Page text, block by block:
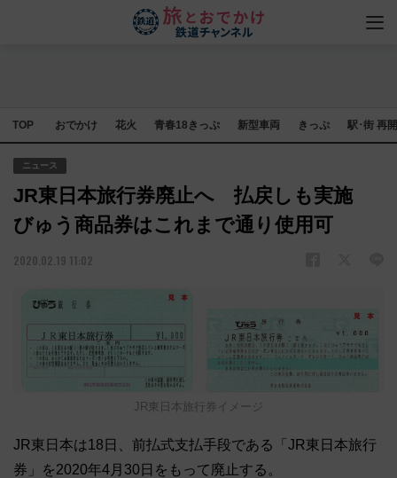
TOP おでかけ 花火 青春18きっぷ 新型車両 きっぷ 駅･街 再
ニュース
JR東日本旅行券廃止へ 払戻しも実施
びゅう商品券はこれまで通り使用可
2020.02.19 11:02
JR東日本旅行券イメージ
JR東日本は18日、前払式支払手段である「JR東日本旅行
券」を2020年4月30日をもって廃止する。